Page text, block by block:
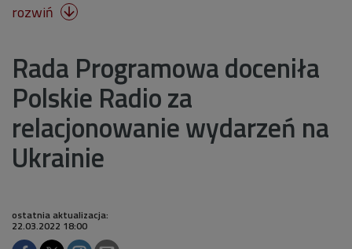
rozwiń 
Rada Programowa doceniła
Polskie Radio za
relacjonowanie wydarzeń na
Ukrainie
ostatnia aktualizacja:
22.03.2022 18:00